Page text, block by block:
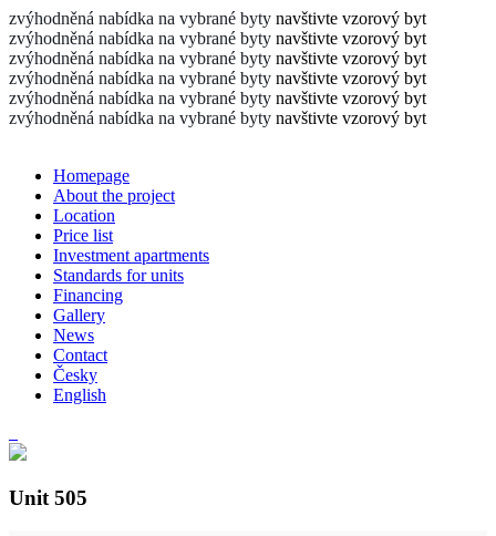
zvýhodněná nabídka na vybrané byty navštivte vzorový byt
zvýhodněná nabídka na vybrané byty navštivte vzorový byt
zvýhodněná nabídka na vybrané byty navštivte vzorový byt
zvýhodněná nabídka na vybrané byty navštivte vzorový byt
zvýhodněná nabídka na vybrané byty navštivte vzorový byt
zvýhodněná nabídka na vybrané byty navštivte vzorový byt
Homepage
About the project
Location
Price list
Investment apartments
Standards for units
Financing
Gallery
News
Contact
Česky
English
Unit 505